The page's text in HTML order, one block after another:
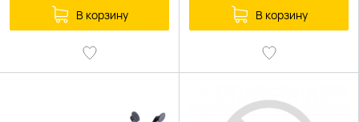
В корзину В корзину